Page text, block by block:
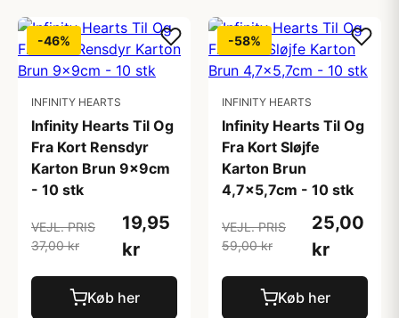
-46%
INFINITY HEARTS
Infinity Hearts Til Og
Fra Kort Rensdyr
Karton Brun 9x9cm
- 10 stk
VEJL. PRIS
37,00 kr
19,95
kr
Køb her
-58%
INFINITY HEARTS
Infinity Hearts Til Og
Fra Kort Sløjfe
Karton Brun
4,7x5,7cm - 10 stk
VEJL. PRIS
59,00 kr
25,00
kr
Køb her